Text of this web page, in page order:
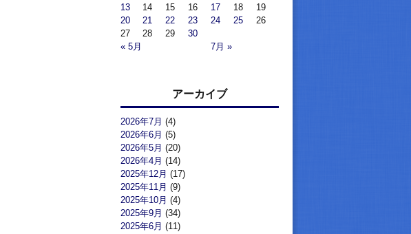
« 5月 7月 »
13
14 15 16 17 18
19
20
21 22 23 24 25
26
27
28 29 30
アーカイブ
2026年7月 (4)
2026年6月 (5)
2026年5月 (20)
2026年4月 (14)
2025年12月 (17)
2025年11月 (9)
2025年10月 (4)
2025年9月 (34)
2025年6月 (11)